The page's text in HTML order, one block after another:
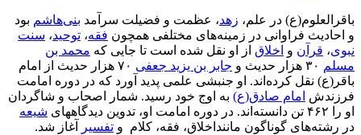
باقرالعلوم(ع) در علم، زهد، عظمت و فضیلت سرآمد بنی‌هاشم بود
و احادیث فراوانی در زمینه‌های مختلفی همچون فقه، توحید، سنت
نبوی، قرآن و اخلاق از او نقل شده است تا جایی که محمد بن
مسلم
جابر بن یزید جعفی
۷۰ هزار حدیث از امام
باقر(ع) نقل کرده‌اند. او جنبشی علمی پدید آورد که در دوره امامت
فرزندش امام صادق(ع) به اوج خود رسید. شمار اصحاب و شاگردان
او را ۴۶۲ تن دانسته‌اند. در دوره امامت او، تدوین دیدگاه‎های
شیعه
در رشته‌های گوناگون ماننداخلاق، فقه، کلام و تفسیر آغاز شد.